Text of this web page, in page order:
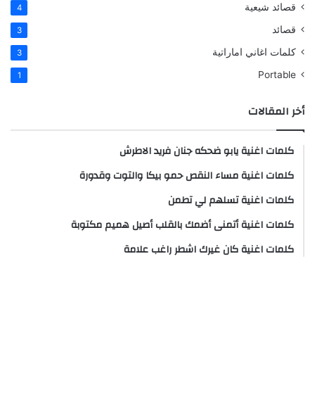
قصائد شيعية 4
قصائد 3
كلمات اغاني اماراتية 3
Portable
1
أخر المقالات
كلمات اغنية يابو ضحكه جنان فريد الاطرش
كلمات اغنية مساء النقص حمو بيكا والتوت وقدورة
كلمات اغنية تسلهم لي تطمن
كلمات اغنية أتمنى أضمك بالقلب أصيل هميم مكتوبة
كلمات اغنية كان غيرك اشطر راغب علامة